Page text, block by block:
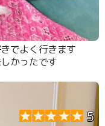
でよく行きます
かったです
5